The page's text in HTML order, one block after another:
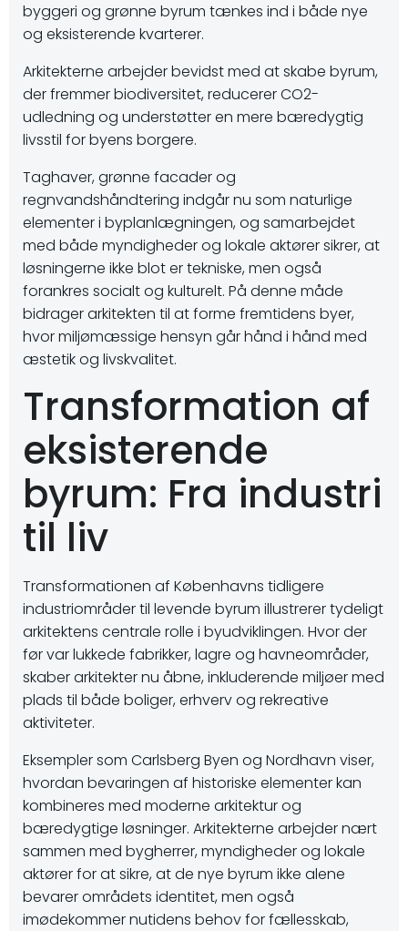
byggeri og grønne byrum tænkes ind i både nye
og eksisterende kvarterer.
Arkitekterne arbejder bevidst med at skabe byrum,
der fremmer biodiversitet, reducerer CO2-
udledning og understøtter en mere bæredygtig
livsstil for byens borgere.
Taghaver, grønne facader og
regnvandshåndtering indgår nu som naturlige
elementer i byplanlægningen, og samarbejdet
med både myndigheder og lokale aktører sikrer, at
løsningerne ikke blot er tekniske, men også
forankres socialt og kulturelt. På denne måde
bidrager arkitekten til at forme fremtidens byer,
hvor miljømæssige hensyn går hånd i hånd med
æstetik og livskvalitet.
Transformation af
eksisterende
byrum: Fra industri
til liv
Transformationen af Københavns tidligere
industriområder til levende byrum illustrerer tydeligt
arkitektens centrale rolle i byudviklingen. Hvor der
før var lukkede fabrikker, lagre og havneområder,
skaber arkitekter nu åbne, inkluderende miljøer med
plads til både boliger, erhverv og rekreative
aktiviteter.
Eksempler som Carlsberg Byen og Nordhavn viser,
hvordan bevaringen af historiske elementer kan
kombineres med moderne arkitektur og
bæredygtige løsninger. Arkitekterne arbejder nært
sammen med bygherrer, myndigheder og lokale
aktører for at sikre, at de nye byrum ikke alene
bevarer områdets identitet, men også
imødekommer nutidens behov for fællesskab,